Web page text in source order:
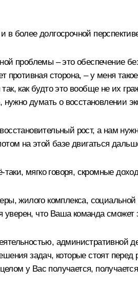
более долгосрочной
проблемы – это обеспечение
сторона, – у меня
как будто это вообще не их
нужно думать о восстановлении
рост, а нам
на этой базе двигаться
мягко говоря, скромные
жилого комплекса,
уверен, что Ваша команда сможет
административной
задач, которые стоят
у Вас получается,